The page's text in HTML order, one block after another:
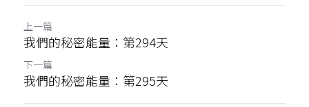
上一篇
我們的秘密能量：第294天
下一篇
我們的秘密能量：第295天